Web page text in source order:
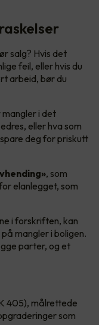
salg? Hvis det
feil, eller hvis du
arbeid, bør du
i det
eller hva som
deg for priskutt
, som
elanlegget, som
i forskriften, kan
mangler i boligen.
parter, og et
405), målrettede
som